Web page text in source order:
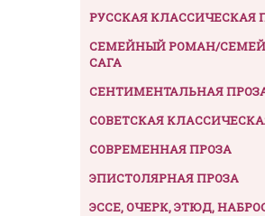
РУССКАЯ КЛАССИЧЕСКАЯ
СЕМЕЙНЫЙ РОМАН/
САГА
СЕНТИМЕНТАЛЬНАЯ
СОВЕТСКАЯ
СОВРЕМЕННАЯ ПРОЗА
ЭПИСТОЛЯРНАЯ ПРОЗА
ЭССЕ, ОЧЕРК, ЭТЮД,